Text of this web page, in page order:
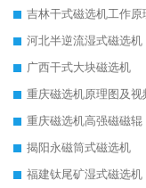
吉林干式磁选机工作原
河北半逆流湿式磁选机
广西干式大块磁选机
重庆磁选机原理图及视
重庆磁选机高强磁磁辊
揭阳永磁筒式磁选机
福建钛尾矿湿式磁选机